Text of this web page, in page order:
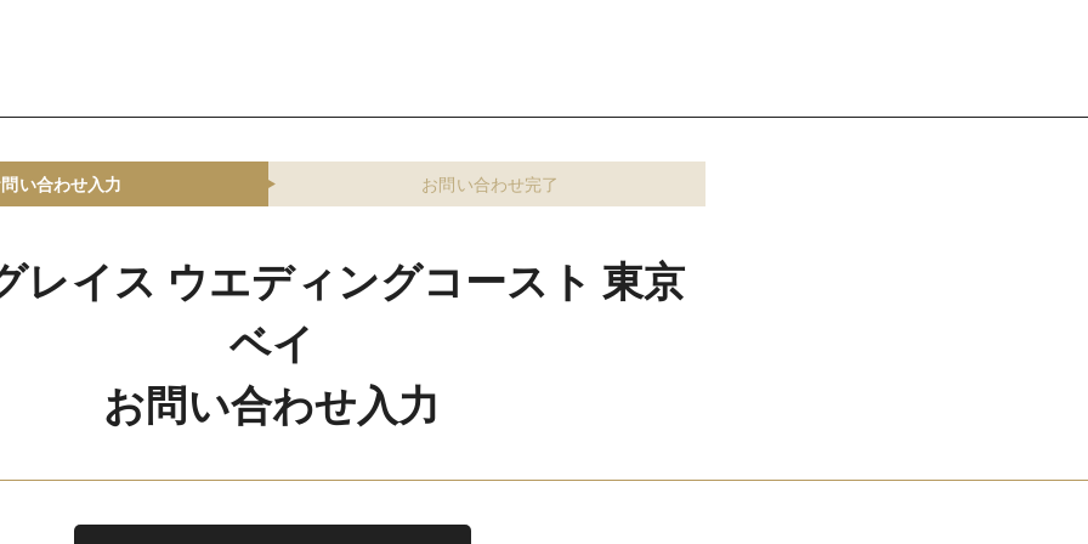
い合わせ入力 お問い合わせ完了
レイス ウエディングコースト 東京
ベイ
お問い合わせ入力